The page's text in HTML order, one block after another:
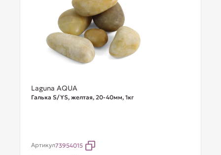
Laguna AQUA
Галька S/YS, желтая, 20-40мм, 1кг
Артикул73954015